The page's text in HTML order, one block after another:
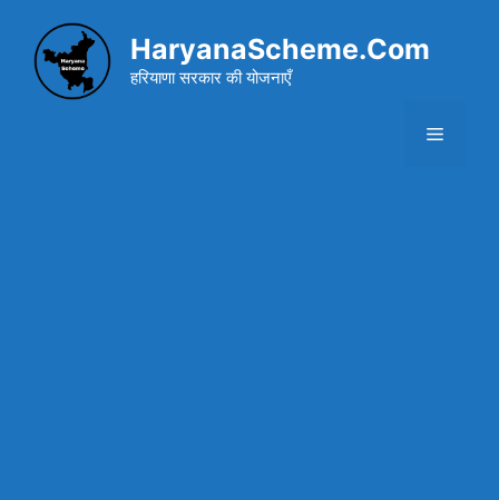
content
HaryanaScheme.Com
हरियाणा सरकार की योजनाएँ
Menu